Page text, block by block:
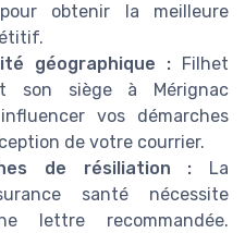
obtenir la meilleure
géographique : Filhet
son siège à Mérignac
vos démarches
de votre courrier.
de résiliation : La
santé nécessite
lettre recommandée.